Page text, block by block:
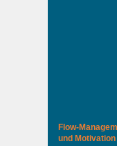
Flow-
und Motivation